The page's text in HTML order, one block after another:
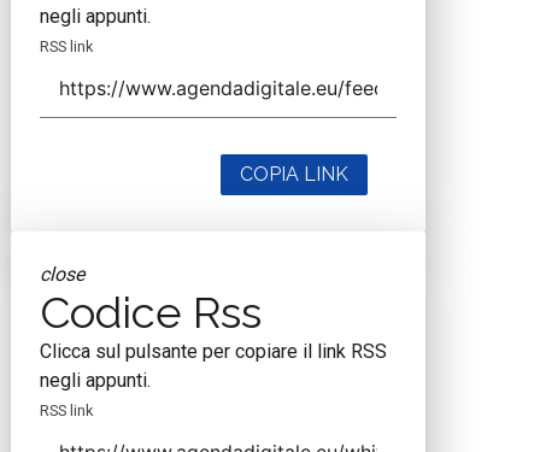
negli appunti.
RSS link
COPIA LINK
close
Codice Rss
Clicca sul pulsante per copiare il link RSS
negli appunti.
RSS link